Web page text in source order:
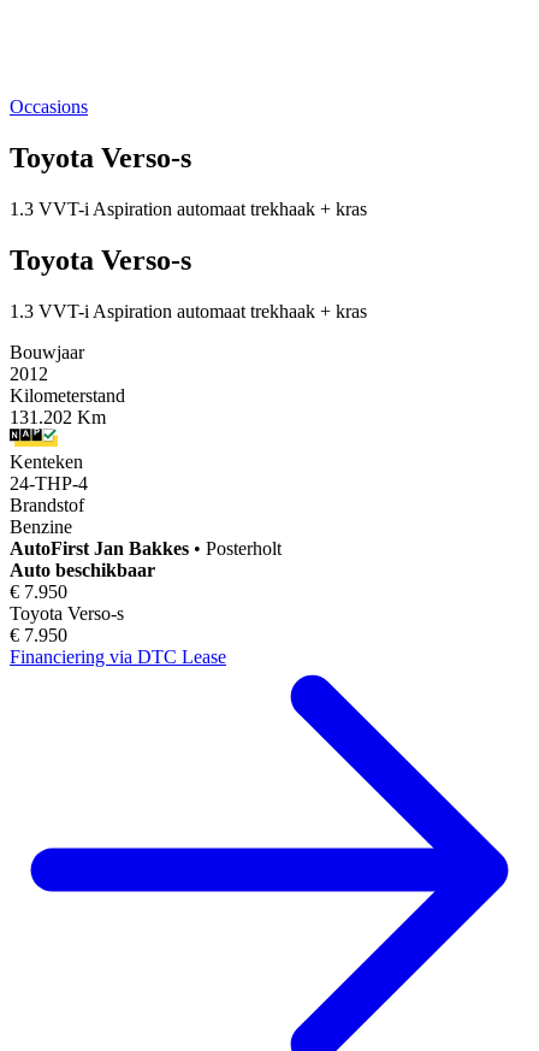
Occasions
Toyota Verso-s
1.3 VVT-i Aspiration automaat trekhaak + kras
Toyota Verso-s
1.3 VVT-i Aspiration automaat trekhaak + kras
Bouwjaar
2012
Kilometerstand
131.202 Km
Kenteken
24-THP-4
Brandstof
Benzine
AutoFirst Jan Bakkes • Posterholt
Auto beschikbaar
€ 7.950
Toyota Verso-s
€ 7.950
Financiering via DTC Lease